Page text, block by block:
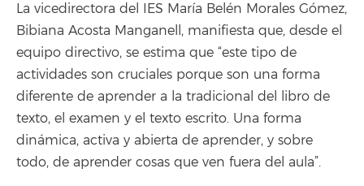
La vicedirectora del IES María Belén Morales Gómez,
Bibiana Acosta Manganell, manifiesta que, desde el
equipo directivo, se estima que “este tipo de
actividades son cruciales porque son una forma
diferente de aprender a la tradicional del libro de
texto, el examen y el texto escrito. Una forma
dinámica, activa y abierta de aprender, y sobre
todo, de aprender cosas que ven fuera del aula”.